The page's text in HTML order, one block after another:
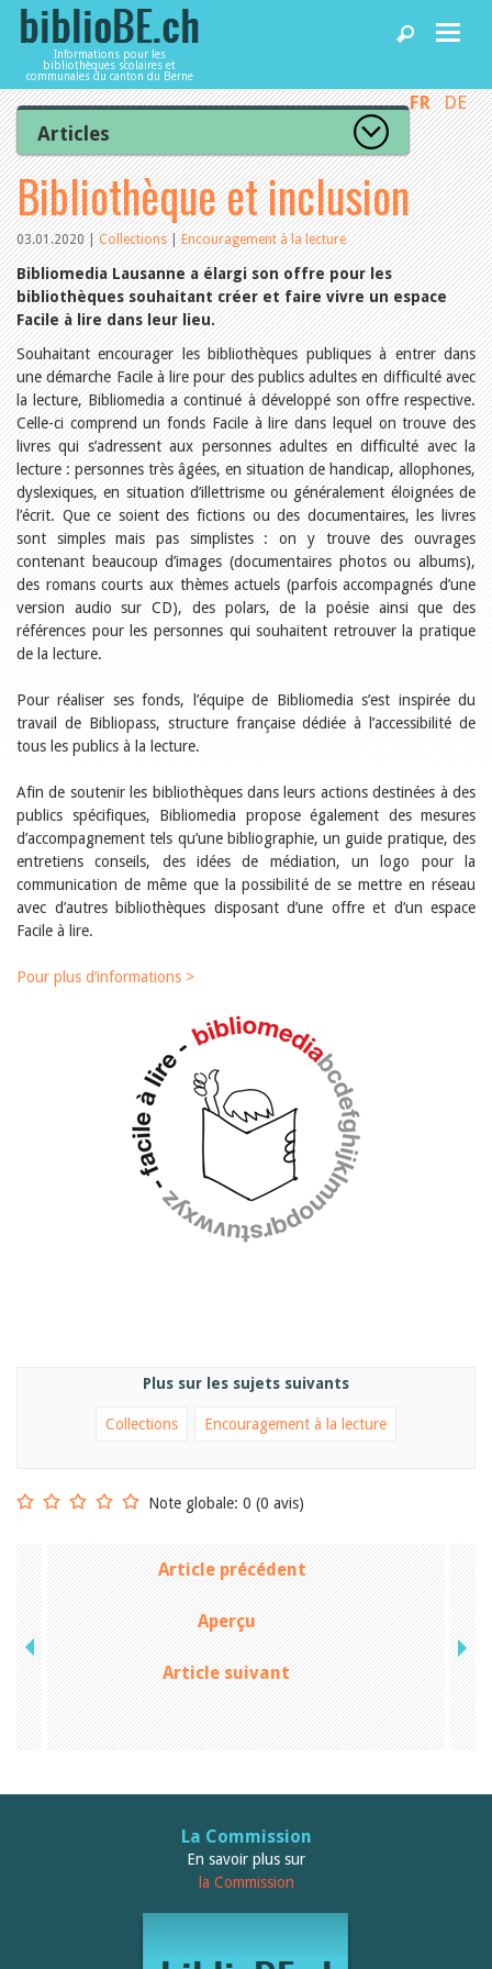
Informations pour les
bibliothèques scolaires et
communales du canton du Berne
Accueil
Articles
Bibliothèques
Agenda
Services
Utiliser biblioBE.ch
FR DE
Articles
Tous les articles
Articles recommandés
Les mieux notés
Catégories
L’Office de la culture informe
La Commission informe
Les bibliothèques informent
Organisation
Locaux et infrastructure
Collections
Utilisation
Finances
Personnel
Gestion de la qualité
Droit et politique
Relations publiques
Encouragement à la lecture
Du monde entier
Divers
Tags
Manifestations
Formation et perfectionnement
Jeune public
Ecole et bibliothèque
Bibliosuisse
Subventions extraordinaires
Littérature de jeunesse
Membres de la commission
Encouragement des
bibliothèques
Bibliomedia
Tous les tags
Auteurs
Sibylle Birrer
Blaise Humbert-Droz
Gabriela Hammel
2024
2022
2021
2020
2019
2018
2017
2016
2015
2014
2013
Bibliothèque et inclusion
03.01.2020|Collections|Encouragement à la lecture
Bibliomedia Lausanne a élargi son offre pour les
bibliothèques souhaitant créer et faire vivre un espace
Facile à lire dans leur lieu.
Souhaitant encourager les bibliothèques publiques à entrer dans
une démarche Facile à lire pour des publics adultes en difficulté avec
la lecture, Bibliomedia a continué à développé son offre respective.
Celle-ci comprend un fonds Facile à lire dans lequel on trouve des
livres qui s’adressent aux personnes adultes en difficulté avec la
lecture : personnes très âgées, en situation de handicap, allophones,
dyslexiques, en situation d’illettrisme ou généralement éloignées de
l’écrit. Que ce soient des fictions ou des documentaires, les livres
sont simples mais pas simplistes : on y trouve des ouvrages
contenant beaucoup d’images (documentaires photos ou albums),
des romans courts aux thèmes actuels (parfois accompagnés d’une
version audio sur CD), des polars, de la poésie ainsi que des
références pour les personnes qui souhaitent retrouver la pratique
de la lecture.
Pour réaliser ses fonds, l’équipe de Bibliomedia s’est inspirée du
travail de Bibliopass, structure française dédiée à l’accessibilité de
tous les publics à la lecture.
Afin de soutenir les bibliothèques dans leurs actions destinées à des
publics spécifiques, Bibliomedia propose également des mesures
d’accompagnement tels qu’une bibliographie, un guide pratique, des
entretiens conseils, des idées de médiation, un logo pour la
communication de même que la possibilité de se mettre en réseau
avec d’autres bibliothèques disposant d’une offre et d’un espace
Facile à lire.
Pour plus d’informations >
Plus sur les sujets suivants
Collections Encouragement à la lecture
Note globale: 0 (0 avis)
Article précédent
Aperçu
Article suivant
La Commission
En savoir plus sur
la Commission